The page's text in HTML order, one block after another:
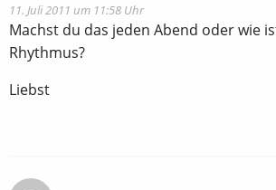
11. Juli 2011 um 11:58 Uhr
Machst du das jeden Abend oder wie
Rhythmus?
Liebst